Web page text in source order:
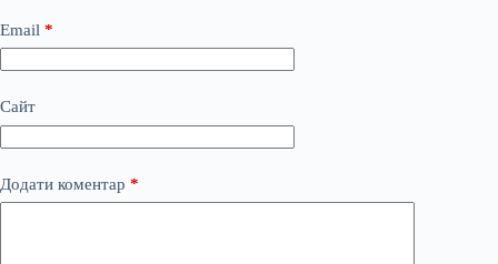
Email *
Сайт
Додати коментар *